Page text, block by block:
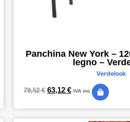
Panchina New York –
legno –
Verdelook
79,52€ 63,12 € IVA inc.